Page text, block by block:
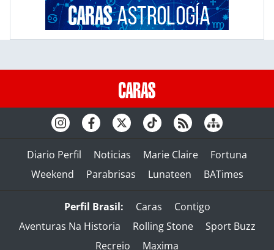
Diario Perfil Noticias Marie Claire
Fortuna
Weekend
Parabrisas Lunateen BATimes
Perfil Brasil: Caras
Contigo
Aventuras Na Historia
Rolling Stone
Sport Buzz
Recreio
Maxima